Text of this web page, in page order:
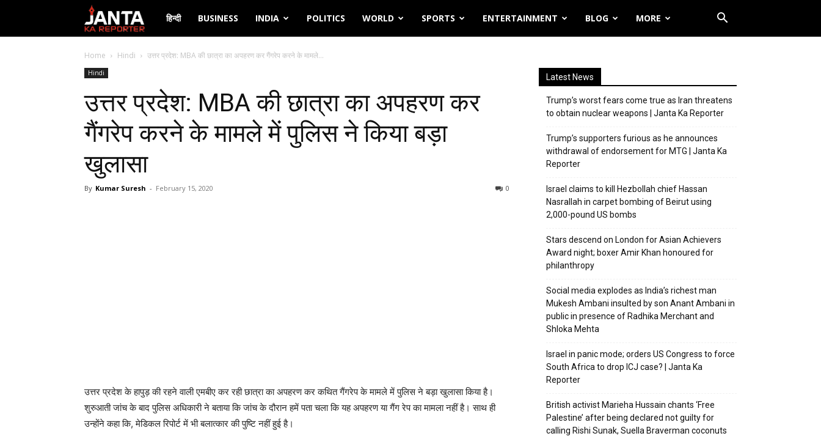
Janta
Ka
Reporter
हिन्दी BUSINESS INDIA POLITICS WORLD SPORTS ENTERTAINMENT BLOG MORE
Home Hindi उत्तर प्रदेश: MBA की छात्रा का अपहरण कर गैंगरेप करने के मामले...
Hindi
उत्तर प्रदेश: MBA की छात्रा का अपहरण कर
गैंगरेप करने के मामले में पुलिस ने किया बड़ा
खुलासा
By Kumar Suresh - February 15, 2020 0
उत्तर प्रदेश के हापुड़ की रहने वाली एमबीए कर रही छात्रा का अपहरण कर कथित गैंगरेप के मामले में पुलिस ने बड़ा खुलासा किया है।
शुरुआती जांच के बाद पुलिस अधिकारी ने बताया कि जांच के दौरान हमें पता चला कि यह अपहरण या गैंग रेप का मामला नहीं है। साथ ही
उन्होंने कहा कि, मेडिकल रिपोर्ट में भी बलात्कार की पुष्टि नहीं हुई है।
Latest News
Trump’s worst fears come true as Iran threatens
to obtain nuclear weapons | Janta Ka Reporter
Trump’s supporters furious as he announces
withdrawal of endorsement for MTG | Janta Ka
Reporter
Israel claims to kill Hezbollah chief Hassan
Nasrallah in carpet bombing of Beirut using
2,000-pound US bombs
Stars descend on London for Asian Achievers
Award night; boxer Amir Khan honoured for
philanthropy
Social media explodes as India’s richest man
Mukesh Ambani insulted by son Anant Ambani in
public in presence of Radhika Merchant and
Shloka Mehta
Israel in panic mode; orders US Congress to force
South Africa to drop ICJ case? | Janta Ka
Reporter
British activist Marieha Hussain chants ‘Free
Palestine’ after being declared not guilty for
calling Rishi Sunak, Suella Braverman coconuts